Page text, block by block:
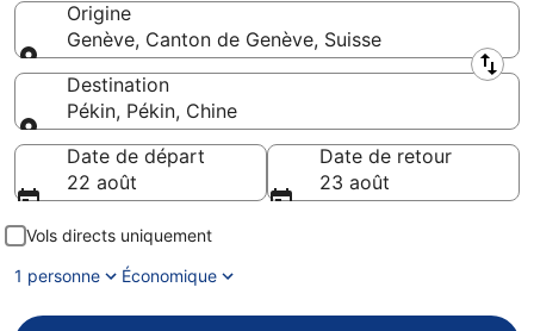
Origine
Genève, Canton de Genève, Suisse
Origine
Destination
Pékin, Pékin, Chine
Destination
Date de départ
22 août
Date de retour
23 août
Vols directs uniquement
1 personne
Économique